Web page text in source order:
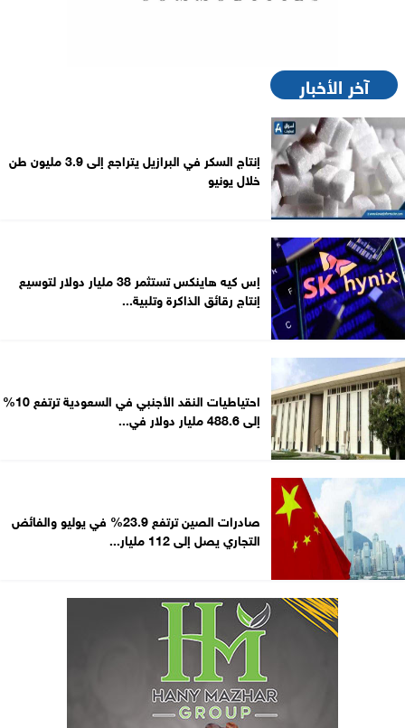
آخر الأخبار
إنتاج السكر في البرازيل يتراجع إلى 3.9 مليون طن
خلال يونيو
إس كيه هاينكس تستثمر 38 مليار دولار لتوسيع
إنتاج رقائق الذاكرة وتلبية...
احتياطيات النقد الأجنبي في السعودية ترتفع 10%
إلى 488.6 مليار دولار في...
صادرات الصين ترتفع 23.9% في يوليو والفائض
التجاري يصل إلى 112 مليار...